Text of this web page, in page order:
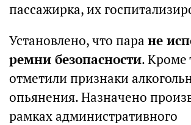
пассажирка, их
Установлено, что пара не
ремни безопасности. Кроме
отметили признаки
опьянения. Назначено
рамках административного